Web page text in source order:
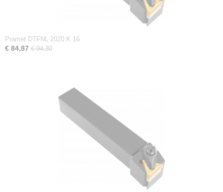
Pramet DTFNL 2020 K 16
€ 84,87 € 94,30